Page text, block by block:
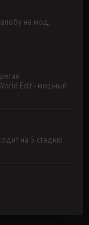
на мод,
Edit - мощный
на 5 стадию